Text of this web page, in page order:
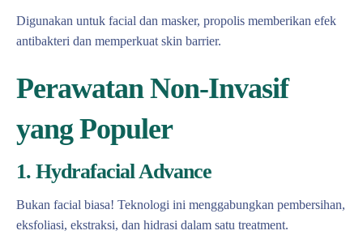
Digunakan untuk facial dan masker, propolis memberikan efek
antibakteri dan memperkuat skin barrier.
Perawatan Non-Invasif
yang Populer
1. Hydrafacial Advance
Bukan facial biasa! Teknologi ini menggabungkan pembersihan,
eksfoliasi, ekstraksi, dan hidrasi dalam satu treatment.